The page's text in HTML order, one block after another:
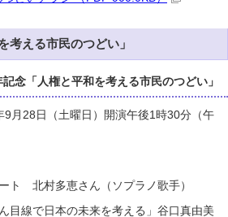
考える市民のつどい」
念「人権と平和を考える市民のつどい」
9月28日（土曜日）開演午後1時30分（午
ト 北村多恵さん（ソプラノ歌手）
線で日本の未来を考える」谷口真由美